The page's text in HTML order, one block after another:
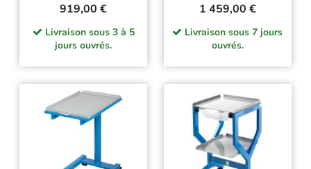
Prix
919,00 €
Livraison sous 3 à 5
jours ouvrés.
Prix
1 459,00 €
Livraison sous 7 jours
ouvrés.